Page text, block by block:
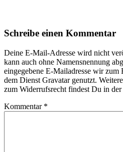
Schreibe einen Kommentar
Deine E-Mail-Adresse wird nicht
kann auch ohne Namensnennung
eingegebene E-Mailadresse wir
dem Dienst Gravatar genutzt.
zum Widerrufsrecht findest Du in der
Kommentar *